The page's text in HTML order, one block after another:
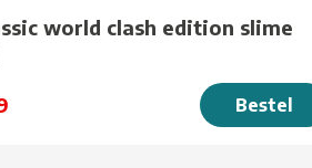
world clash edition slime
Bestel